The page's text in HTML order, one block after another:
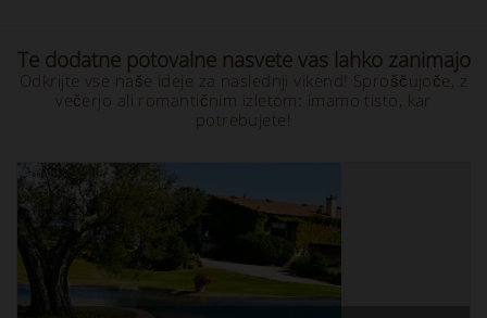
Te dodatne potovalne nasvete vas lahko zanimajo
Odkrijte vse naše ideje za naslednji vikend! Sproščujoče, z
večerjo ali romantičnim izletom: imamo tisto, kar
potrebujete!